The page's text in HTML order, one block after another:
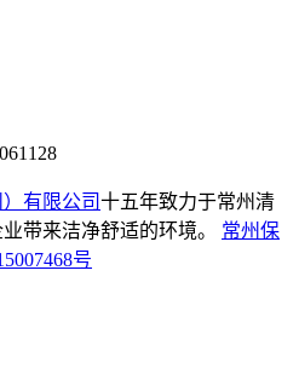
有限公司十五年致力于常州清
带来洁净舒适的环境。 常州保
号